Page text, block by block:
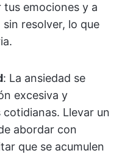
tus emociones y a
resolver, lo que
: La ansiedad se
excesiva y
Llevar un
abordar con
que se acumulen